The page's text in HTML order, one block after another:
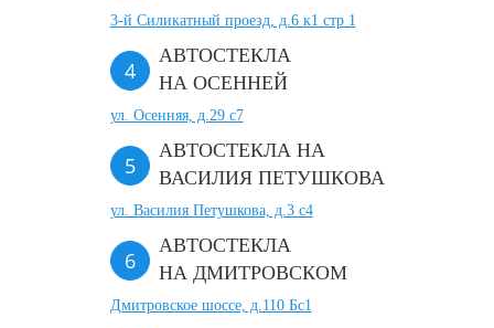
3-й Силикатный проезд, д.6 к1 стр 1
АВТОСТЕКЛА
НА ОСЕННЕЙ
ул. Осенняя, д.29 с7
АВТОСТЕКЛА НА
ВАСИЛИЯ ПЕТУШКОВА
ул. Василия Петушкова, д.3 с4
АВТОСТЕКЛА
НА ДМИТРОВСКОМ
Дмитровское шоссе, д.110 Бс1